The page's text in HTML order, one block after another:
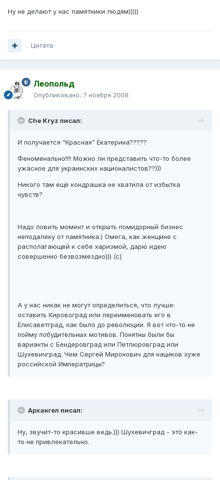
Ну не делают у нас памятники людям)))))
Цитата
Леопольд
Опубликовано: 7 ноября 2008
Che Kryz писал:
И получается "Красная" Екатерина?????
Феноменально!!!! Можно ли представить что-то более
ужасное для украинских националистов??)))
Никого там ещё кондрашка не хватила от избытка
чувств?
Надо ловить момент и открыть помидорный бизнес
неподалёку от памятника.) Омега, как женщине с
располагающей к себе харизмой, дарю идею
совершенно безвозмездно))) (с)
А у нас никак не могут определиться, что лучше:
оставить Кировоград или переименовать его в
Елисаветград, как было до революции. Я вот что-то не
пойму побудительных мотивов. Понятны были бы
варианты с Бендеровград или Петлюровград или
Шухевичград. Чем Сергей Миронович для нациков хуже
российской Императрицы?
Архангел писал:
Ну, звучит-то красивше ведь.))) Шухевичград - это как-
то не привлекательно.